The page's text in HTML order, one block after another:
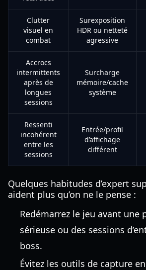
Clutter
visuel en
combat
Surexposition
HDR ou netteté
agressive
Accrocs
intermittents
après de
longues
sessions
Surcharge
mémoire/cache
système
Ressenti
incohérent
entre les
sessions
Entrée/profil
d’affichage
différent
Quelques habitudes d’expert
aident plus qu’on ne le pense :
Redémarrez le jeu avant une
sérieuse ou des sessions
boss.
Évitez les outils de capture